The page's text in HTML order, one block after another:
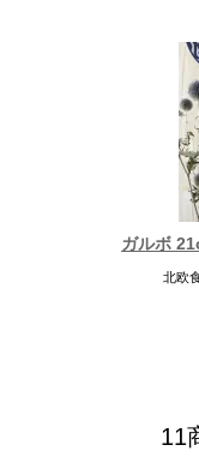
ガルボ
北欧
11